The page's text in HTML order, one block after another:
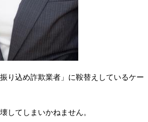
り込め詐欺業者」に鞍替えしているケー
してしまいかねません。